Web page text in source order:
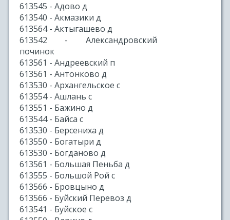
613545 - Адово д
613540 - Акмазики д
613564 - Актыгашево д
613542 - Александровский
починок
613561 - Андреевский п
613561 - Антонково д
613530 - Архангельское с
613554 - Ашлань с
613551 - Бажино д
613544 - Байса с
613530 - Берсениха д
613550 - Богатыри д
613530 - Богданово д
613561 - Большая Пеньба д
613555 - Большой Рой с
613566 - Бровцыно д
613566 - Буйский Перевоз д
613541 - Буйское с